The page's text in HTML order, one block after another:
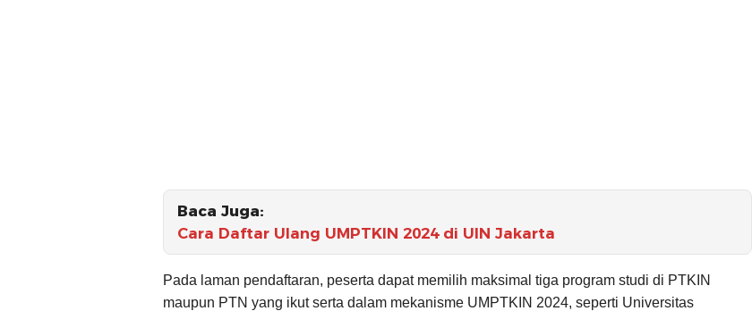
Baca Juga:
Cara Daftar Ulang UMPTKIN 2024 di UIN Jakarta
Pada laman pendaftaran, peserta dapat memilih maksimal tiga program studi di PTKIN
maupun PTN yang ikut serta dalam mekanisme UMPTKIN 2024, seperti Universitas